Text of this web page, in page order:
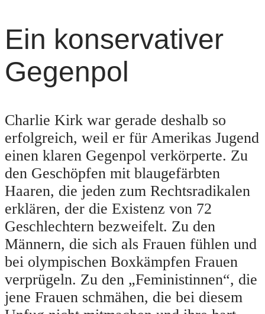
Ein konservativer
Gegenpol
Charlie Kirk war gerade deshalb so
erfolgreich, weil er für Amerikas Jugend
einen klaren Gegenpol verkörperte. Zu
den Geschöpfen mit blaugefärbten
Haaren, die jeden zum Rechtsradikalen
erklären, der die Existenz von 72
Geschlechtern bezweifelt. Zu den
Männern, die sich als Frauen fühlen und
bei olympischen Boxkämpfen Frauen
verprügeln. Zu den „Feministinnen“, die
jene Frauen schmähen, die bei diesem